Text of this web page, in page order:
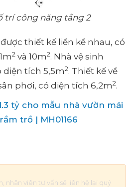
trí công năng tầng 2
thiết kế liền kề nhau, có
2 và 10m2. Nhà vệ sinh
diện tích 5,5m2. Thiết kế về
phơi, có diện tích 6,2m2.
tỷ cho mẫu nhà vườn mái
trồ | MH01166
nhân viên tư vấn sẽ liên hệ lại quý